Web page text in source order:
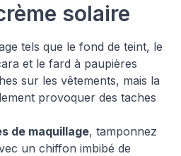
solaire
tels que le fond de teint, le
et le fard à paupières
sur les vêtements, mais la
provoquer des taches
de maquillage, tamponnez
un chiffon imbibé de